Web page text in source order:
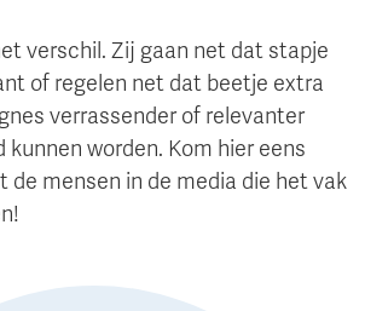
verschil. Zij gaan net dat stapje
of regelen net dat beetje extra
verrassender of relevanter
worden. Kom hier eens
de mensen in de media die het vak